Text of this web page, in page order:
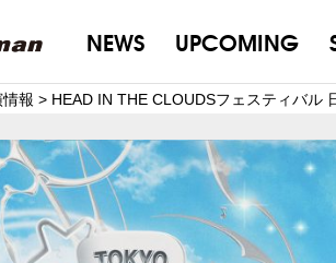
NEWS UPCOMING
報 > HEAD IN THE CLOUDSフェスティバル